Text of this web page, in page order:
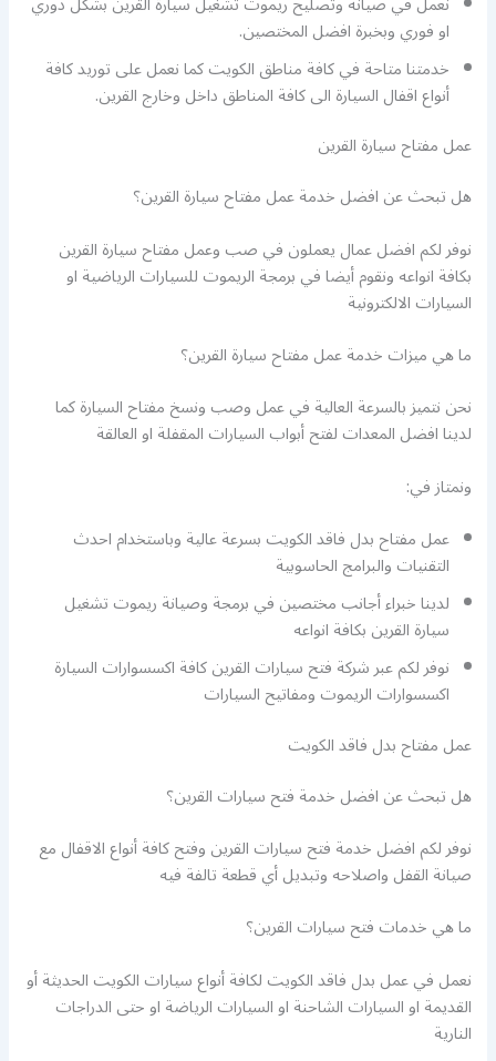
او فوري وبخبرة افضل المختصين.
خدمتنا متاحة في كافة مناطق الكويت كما نعمل على توريد كافة
أنواع اقفال السيارة الى كافة المناطق داخل وخارج القرين.
عمل مفتاح سيارة القرين
هل تبحث عن افضل خدمة عمل مفتاح سيارة القرين؟
نوفر لكم افضل عمال يعملون في صب وعمل مفتاح سيارة القرين
بكافة انواعه ونقوم أيضا في برمجة الريموت للسيارات الرياضية او
السيارات الالكترونية
ما هي ميزات خدمة عمل مفتاح سيارة القرين؟
نحن نتميز بالسرعة العالية في عمل وصب ونسخ مفتاح السيارة كما
لدينا افضل المعدات لفتح أبواب السيارات المقفلة او العالقة
ونمتاز في:
عمل مفتاح بدل فاقد الكويت بسرعة عالية وباستخدام احدث
التقنيات والبرامج الحاسوبية
لدينا خبراء أجانب مختصين في برمجة وصيانة ريموت تشغيل
سيارة القرين بكافة انواعه
نوفر لكم عبر شركة فتح سيارات القرين كافة اكسسوارات السيارة
اكسسوارات الريموت ومفاتيح السيارات
عمل مفتاح بدل فاقد الكويت
هل تبحث عن افضل خدمة فتح سيارات القرين؟
نوفر لكم افضل خدمة فتح سيارات القرين وفتح كافة أنواع الاقفال مع
صيانة القفل واصلاحه وتبديل أي قطعة تالفة فيه
ما هي خدمات فتح سيارات القرين؟
نعمل في عمل بدل فاقد الكويت لكافة أنواع سيارات الكويت الحديثة أو
القديمة او السيارات الشاحنة او السيارات الرياضة او حتى الدراجات
النارية